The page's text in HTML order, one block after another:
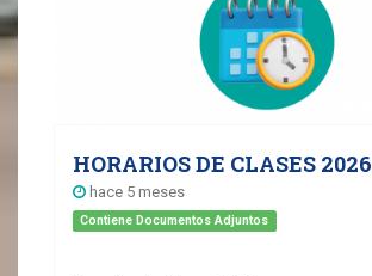
HORARIOS DE CLASES 2026
hace 5 meses
Contiene Documentos Adjuntos